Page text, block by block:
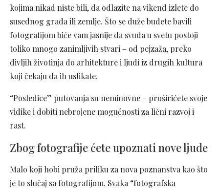
kojima nikad niste bili, da odlazite na vikend izlete do
susednog grada ili zemlje. Što se duže budete bavili
fotografijom biće vam jasnije da svuda u svetu postoji
toliko mnogo zanimljivih stvari – od pejzaža, preko
divljih životinja do arhitekture i ljudi iz drugih kultura
koji čekaju da ih uslikate.
“Posledice” putovanja su neminovne – proširićete svoje
vidike i dobiti nebrojene mogućnosti za lični razvoj i
rast.
Zbog fotografije ćete upoznati nove ljude
Malo koji hobi pruža priliku za nova poznanstva kao što
je to slučaj sa fotografijom. Svaka “fotografska